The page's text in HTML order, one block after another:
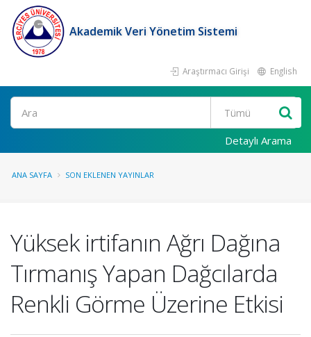
Akademik Veri Yönetim Sistemi
Araştırmacı Girişi English
Ara
Detaylı Arama
ANA SAYFA SON EKLENEN YAYINLAR
Yüksek irtifanın Ağrı Dağına
Tırmanış Yapan Dağcılarda
Renkli Görme Üzerine Etkisi